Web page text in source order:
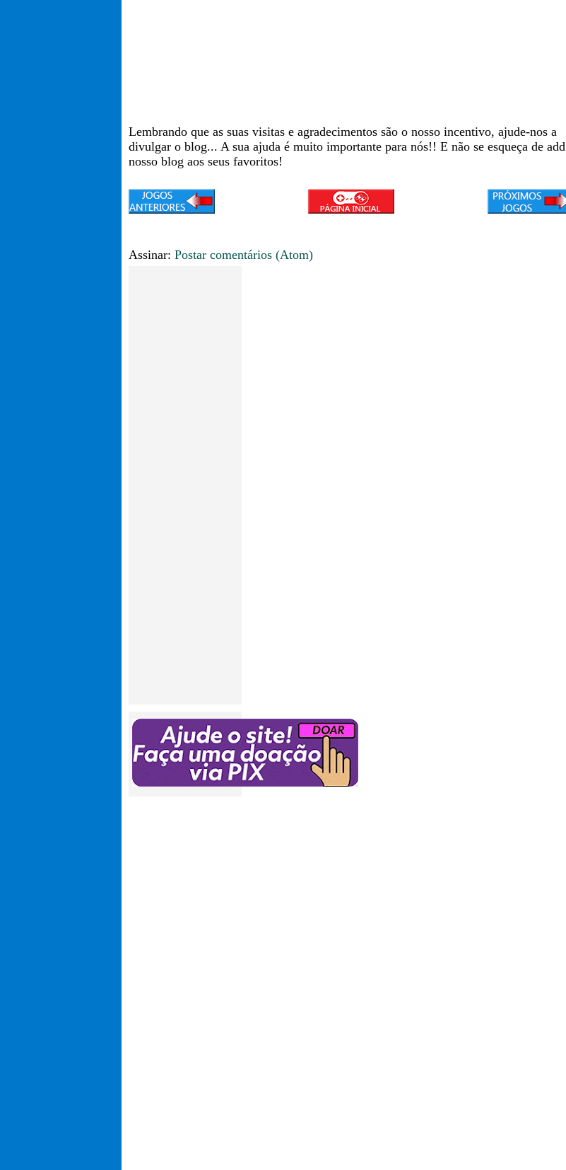
Lembrando que as suas visitas e agradecimentos são o nosso incentivo, ajude-nos a
divulgar o blog... A sua ajuda é muito importante para nós!! E não se esqueça de add
nosso blog aos seus favoritos!
Assinar: Postar comentários (Atom)